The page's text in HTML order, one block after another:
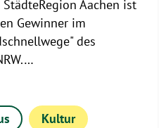
Aachen ist
Gewinner im
des
Kultur